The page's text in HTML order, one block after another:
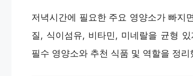
저녁시간에 필요한 주요 영양소가 빠지
질, 식이섬유, 비타민, 미네랄을 균형
필수 영양소와 추천 식품 및 역할을 정리